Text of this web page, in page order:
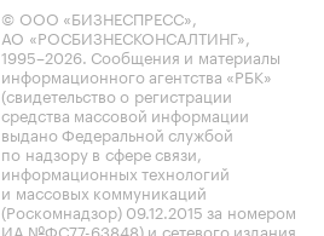
© ООО «БИЗНЕСПРЕСС»,
АО «РОСБИЗНЕСКОНСАЛТИНГ»,
1995–2026. Сообщения и материалы
информационного агентства «РБК»
(свидетельство о регистрации
средства массовой информации
выдано Федеральной службой
по надзору в сфере связи,
информационных технологий
и массовых коммуникаций
(Роскомнадзор) 09.12.2015 за номером
ИА №ФС77-63848) и сетевого издания